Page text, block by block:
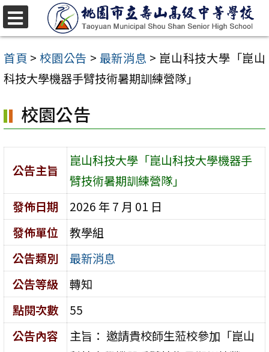
跳
至
主
要
容
區
首頁 > 校園公告 > 最新消息 > 崑山科技大學「崑山
科技大學機器手臂技術暑期訓練營隊」
校園公告
公告主旨
崑山科技大學「崑山科技大學機器手
臂技術暑期訓練營隊」
發佈日期
2026 年 7 月 01 日
發佈單位
教學組
公告類別
最新消息
公告等級
轉知
點閱次數
55
公告內容
主旨： 邀請貴校師生蒞校參加「崑山
選
單